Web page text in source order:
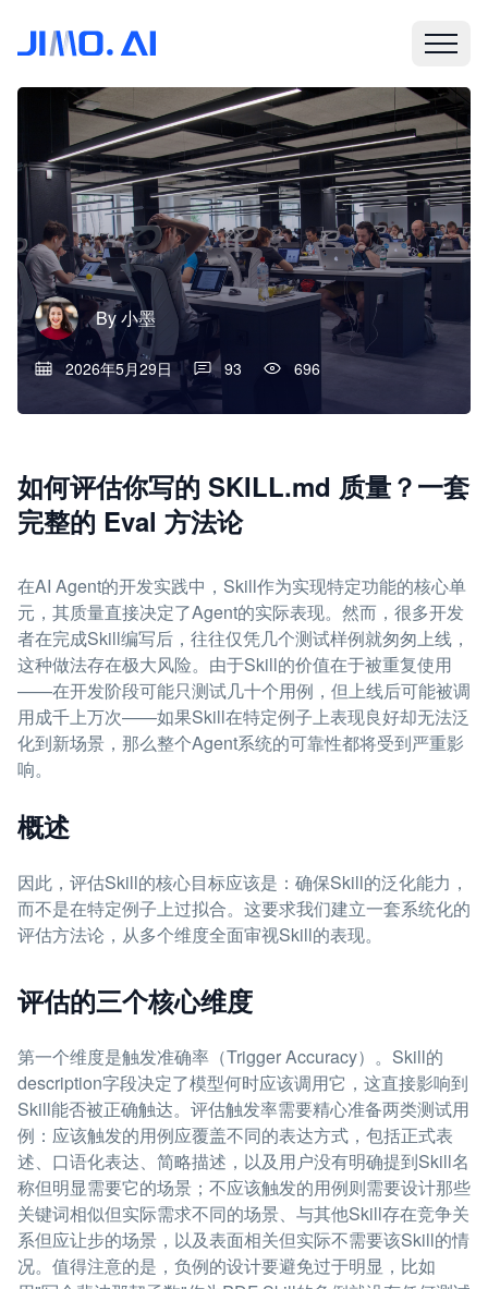
By小墨
2026年5月29日 93 696
如何评估你写的 SKILL.md 质量？一套
完整的 Eval 方法论
在AI Agent的开发实践中，Skill作为实现特定功能的核心单
元，其质量直接决定了Agent的实际表现。然而，很多开发
者在完成Skill编写后，往往仅凭几个测试样例就匆匆上线，
这种做法存在极大风险。由于Skill的价值在于被重复使用
——在开发阶段可能只测试几十个用例，但上线后可能被调
用成千上万次——如果Skill在特定例子上表现良好却无法泛
化到新场景，那么整个Agent系统的可靠性都将受到严重影
响。
概述
因此，评估Skill的核心目标应该是：确保Skill的泛化能力，
而不是在特定例子上过拟合。这要求我们建立一套系统化的
评估方法论，从多个维度全面审视Skill的表现。
评估的三个核心维度
第一个维度是触发准确率（Trigger Accuracy）。Skill的
description字段决定了模型何时应该调用它，这直接影响到
Skill能否被正确触达。评估触发率需要精心准备两类测试用
例：应该触发的用例应覆盖不同的表达方式，包括正式表
述、口语化表达、简略描述，以及用户没有明确提到Skill名
称但明显需要它的场景；不应该触发的用例则需要设计那些
关键词相似但实际需求不同的场景、与其他Skill存在竞争关
系但应让步的场景，以及表面相关但实际不需要该Skill的情
况。值得注意的是，负例的设计要避免过于明显，比如